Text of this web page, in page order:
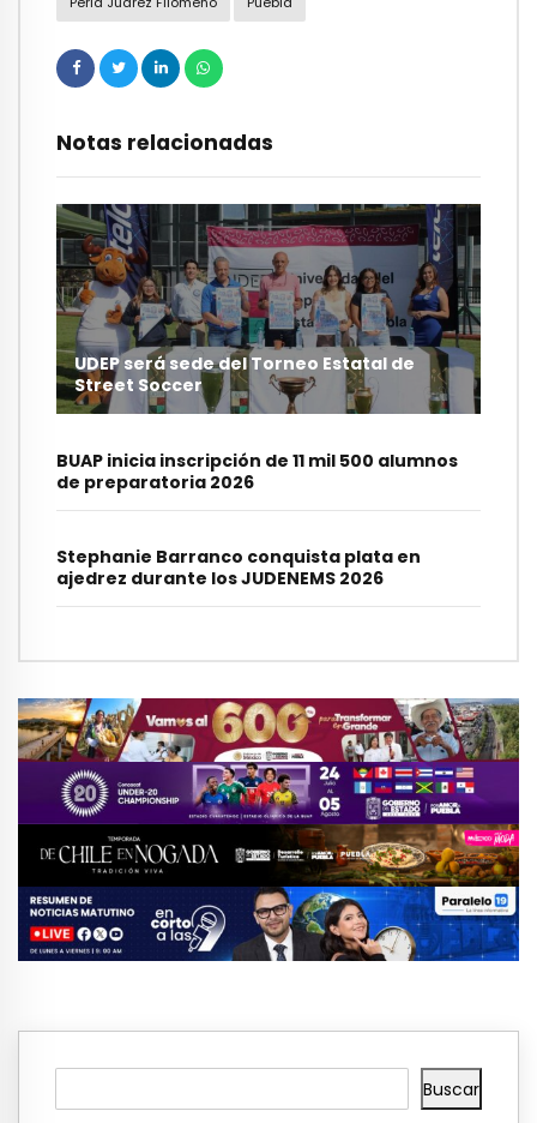
Notas relacionadas
UDEP será sede del Torneo Estatal de
Street Soccer
BUAP inicia inscripción de 11 mil 500 alumnos
de preparatoria 2026
Stephanie Barranco conquista plata en
ajedrez durante los JUDENEMS 2026
Buscar